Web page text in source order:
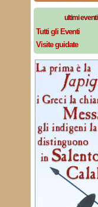
ultimi eventi
Tutti gli Eventi
Visite guidate